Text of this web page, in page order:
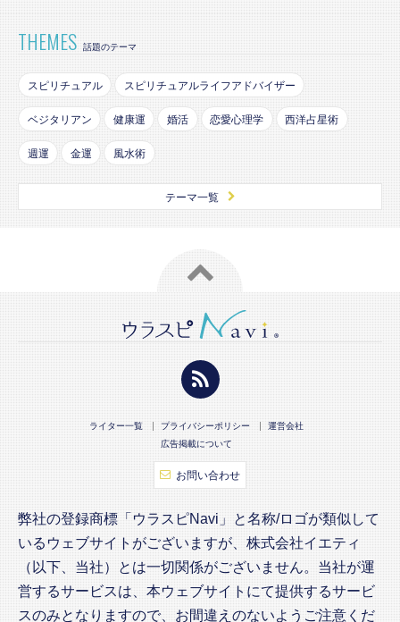
THEMES 話題のテーマ
スピリチュアル スピリチュアルライフアドバイザー
ベジタリアン 健康運 婚活 恋愛心理学 西洋占星術
週運 金運 風水術
テーマ一覧
ライター一覧 プライバシーポリシー
運営会社
広告掲載について
お問い合わせ
弊社の登録商標「ウラスピNavi」と名称/ロゴが類似して
いるウェブサイトがございますが、株式会社イエティ
（以下、当社）とは一切関係がございません。当社が運
営するサービスは、本ウェブサイトにて提供するサービ
スのみとなりますので、お間違えのないようご注意くだ